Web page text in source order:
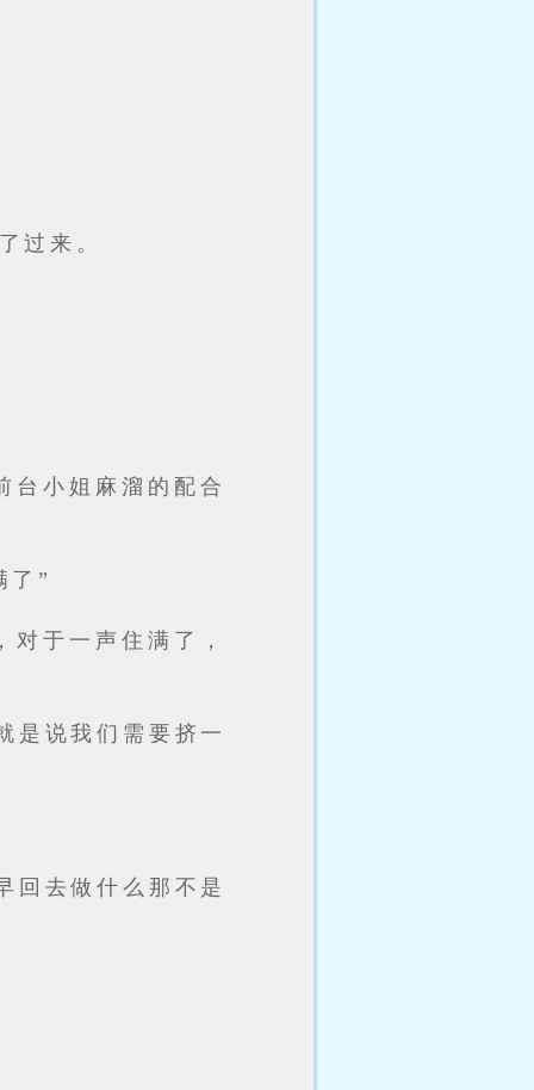
过来。
台小姐麻溜的配合
了”
于一声住满了，
是说我们需要挤一
回去做什么那不是